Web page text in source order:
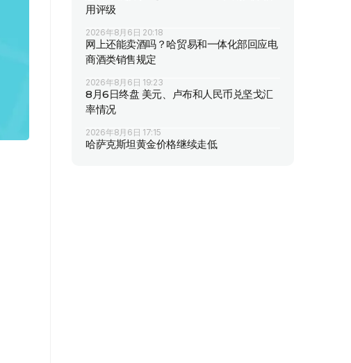
用评级
2026年8月6日 20:18
网上还能卖酒吗？哈贸易和一体化部回应电
商酒类销售规定
2026年8月6日 19:23
8月6日终盘 美元、卢布和人民币兑坚戈汇
率情况
2026年8月6日 17:15
哈萨克斯坦黄金价格继续走低